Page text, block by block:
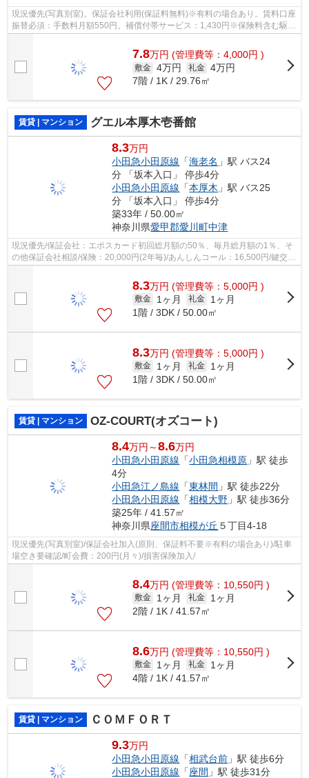
現況優先(写真別室)。保証会社利用(保証料無料)※有料の場合あり。賃料口座
振替必須：手数料月額550円。補償付帯サービス：1,430円※保険料含む駆付
7.8万円 (管理費等：4,000円 )
敷金 4万円 礼金 4万円
7階 / 1K / 29.76㎡
賃貸 | マンション グエル本厚木壱番館
8.3万円
小田急小田原線 「海老名 」駅 バス24
分 「坂本入口」 停歩4分
小田急小田原線 「本厚木 」駅 バス25
分 「坂本入口」 停歩4分
築33年 / 50.00㎡
神奈川県愛甲郡愛川町中津
現況優先/保証会社：エポスカード初回総月額の50％、毎月総月額の1％、そ
の他保証会社相談/保険：20,000円(2年毎)/あんしんコール：16,500円/鍵交
8.3万円 (管理費等：5,000円 )
敷金 1ヶ月 礼金
1ヶ月
1階 / 3DK / 50.00㎡
8.3万円 (管理費等：5,000円 )
敷金 1ヶ月 礼金
1ヶ月
1階 / 3DK / 50.00㎡
賃貸 | マンション OZ-COURT(オズコート)
8.4万円～8.6万円
小田急小田原線 「小田急相模原 」駅 徒歩
4分
小田急江ノ島線 「東林間 」駅 徒歩22分
小田急小田原線 「相模大野 」駅 徒歩36分
築25年 / 41.57㎡
神奈川県座間市相模が丘 ５丁目4-18
現況優先(写真別室)/保証会社加入(原則、保証料不要※有料の場合あり)/駐車
場空き要確認/町会費：200円(月々)/損害保険加入/
8.4万円 (管理費等：10,550円 )
敷金 1ヶ月 礼金
1ヶ月
2階 / 1K / 41.57㎡
8.6万円 (管理費等：10,550円 )
敷金 1ヶ月 礼金
1ヶ月
4階 / 1K / 41.57㎡
賃貸 | マンション ＣＯＭＦＯＲＴ
9.3万円
小田急小田原線 「相武台前 」駅 徒歩6分
小田急小田原線 「座間 」駅 徒歩31分